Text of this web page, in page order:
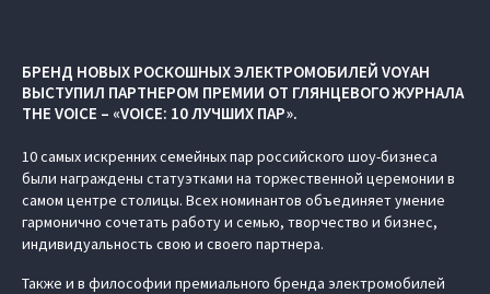
БРЕНД НОВЫХ РОСКОШНЫХ ЭЛЕКТРОМОБИЛЕЙ VOYAH
ВЫСТУПИЛ ПАРТНЕРОМ ПРЕМИИ ОТ ГЛЯНЦЕВОГО ЖУРНАЛА
THE VOICE – «VOICE: 10 ЛУЧШИХ ПАР».
10 самых искренних семейных пар российского шоу-бизнеса
были награждены статуэтками на торжественной церемонии в
самом центре столицы. Всех номинантов объединяет умение
гармонично сочетать работу и семью, творчество и бизнес,
индивидуальность свою и своего партнера.
Также и в философии премиального бренда электромобилей